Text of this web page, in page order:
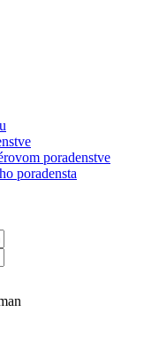
poradenstve
poradensta